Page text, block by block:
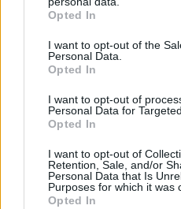
grant or deny consent to
use your data for below
consent section.
Opted In
I want to opt-out of the
Personal Data.
Opted In
I want to opt-out of
Personal Data for
Opted In
I want to opt-out of
Retention, Sale, and/or
Personal Data that Is
Purposes for which it was
Opted In
Η έννοια της διπλανής και
20.05.2025, 23:41
Δεν ξέρεις κινητό μου με
πολύ γέλιο και το Βιβλίο να
ΑΠΑΝΤΗΣΗ
Επιστολή του Χριστού έχω
20.05.2025, 23:33
Επιστολή τέτοια πρώτη